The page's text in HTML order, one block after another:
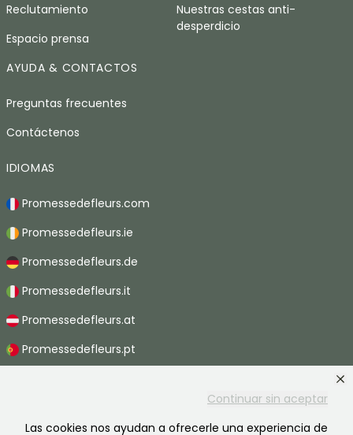
Continuar sin aceptar
Las cookies nos ayudan a ofrecerle una experiencia de
Reclutamiento
Espacio prensa
Nuestras cestas anti-
desperdicio
AYUDA & CONTACTOS
Preguntas frecuentes
Contáctenos
IDIOMAS
Promessedefleurs.com
Promessedefleurs.ie
Promessedefleurs.de
Promessedefleurs.it
Promessedefleurs.at
Promessedefleurs.pt